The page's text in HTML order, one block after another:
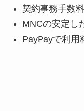
契約事務手数
MNOの安定し
PayPayで利用